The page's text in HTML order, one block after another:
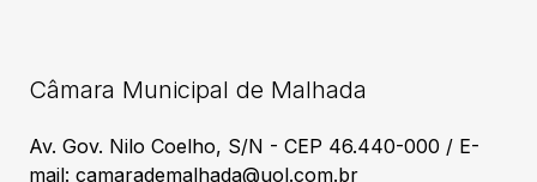
Câmara Municipal de Malhada
Av. Gov. Nilo Coelho, S/N - CEP 46.440-000 / E-
mail: camarademalhada@uol.com.br